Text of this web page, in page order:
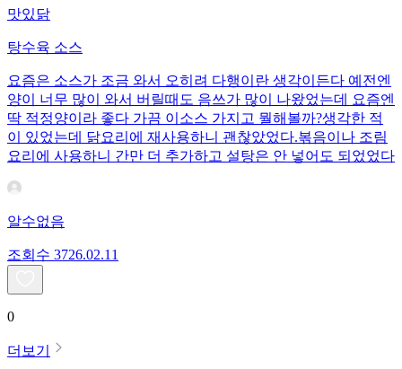
맛있닭
탕수육 소스
요즘은 소스가 조금 와서 오히려 다행이란 생각이든다 예전엔
양이 너무 많이 와서 버릴때도 음쓰가 많이 나왔었는데 요즘엔
딱 적정양이라 좋다 가끔 이소스 가지고 뭘해볼까?생각한 적
이 있었는데 닭요리에 재사용하니 괜찮았었다.볶음이나 조림
요리에 사용하니 간만 더 추가하고 설탕은 안 넣어도 되었었다
알수없음
조회수 3726.02.11
0
더보기